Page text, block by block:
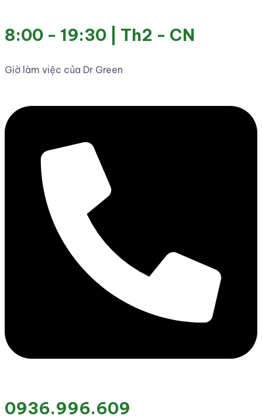
8:00 - 19:30 | Th2 - CN
Giờ làm việc của Dr Green
0936.996.609